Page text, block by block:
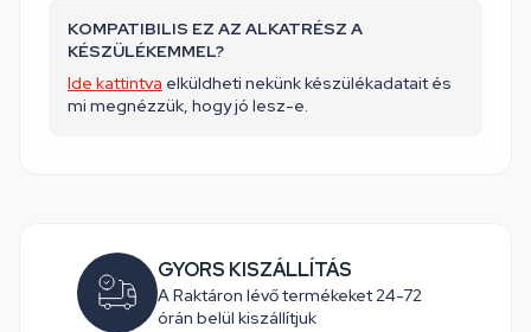
KOMPATIBILIS EZ AZ ALKATRÉSZ A
KÉSZÜLÉKEMMEL?
Ide kattintva elküldheti nekünk készülékadatait és
mi megnézzük, hogy jó lesz-e.
GYORS KISZÁLLÍTÁS
A Raktáron lévő termékeket 24-72
órán belül kiszállítjuk